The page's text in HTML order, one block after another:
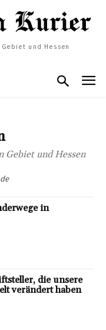
und Hessen
Gebiet und Hessen
in
die unsere
verändert haben